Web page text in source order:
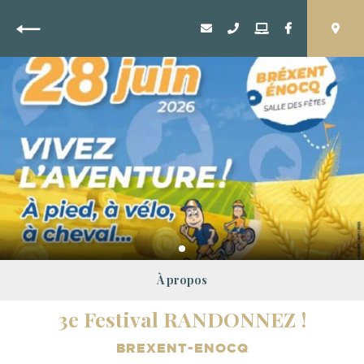
Retour
À propos
3e Festival RANDONNEZ !
BREXENT-ENOCQ